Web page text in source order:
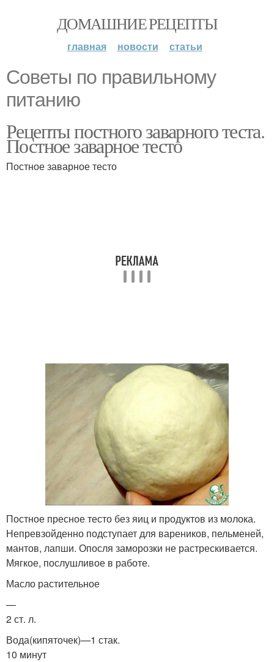
ДОМАШНИЕ РЕЦЕПТЫ
главная новости статьи
Советы по правильному
питанию
Рецепты постного заварного теста.
Постное заварное тесто
Постное заварное тесто
Постное пресное тесто без яиц и продуктов из молока.
Непревзойденно подступает для вареников, пельменей,
мантов, лапши. Опосля заморозки не растрескивается.
Мягкое, послушливое в работе.
Масло растительное
—
2 ст. л.
Вода(кипяточек)—1 стак.
10 минут